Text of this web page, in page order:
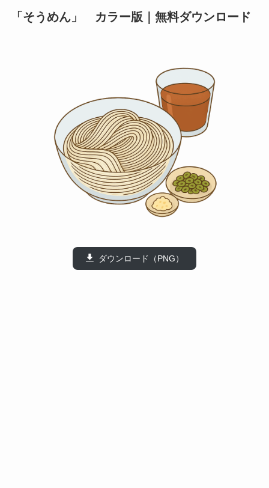
「そうめん」 カラー版｜無料ダウンロード
ダウンロード（PNG）